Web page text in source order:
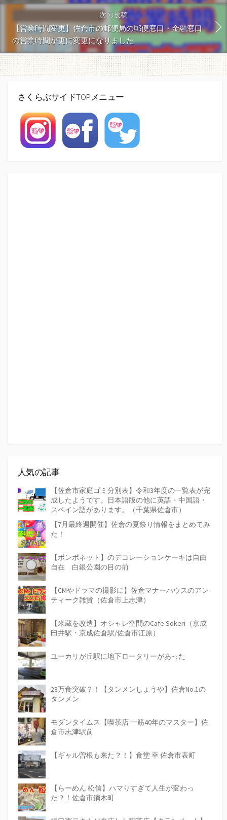
次の投稿
【営業時間変更】佐倉市の郵便局の郵便窓口・金融窓口
の営業時間が更に変更になりました
さくらぶサイドTOPメニュー
人気の記事
【佐倉市家庭ゴミ分別表】令和3年度の一覧表が完
成したようです。日本語版の他に英語・中国語・
スペイン語があります。（千葉県佐倉市）
【7月最終週開催】佐倉の夏祭り情報をまとめてみ
た！
【ポンポネット】のデコレーションケーキは自由
自在 白銀公園の目の前
【CMやドラマの撮影に】佐倉マナーハウスのアン
ティーク雑貨（佐倉市上志津）
【米蔵を改造】オシャレ空間のCafe Sokeri（京成
臼井駅・京成佐倉駅/佐倉市江原）
ユーカリが丘駅に地下ロータリーがあった
28万食突破？！【タンメンしょうや】佐倉No.1の
タンメン
モダンタイムス【喫茶店 一筋40年のマスター】佐
倉市志津駅前
【ギャル曽根も来た？！】食堂 幸 佐倉市表町
【らーめん 松信】ハマりすぎて人生が変わっ
た？！佐倉市鏑木町